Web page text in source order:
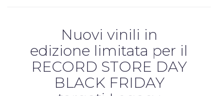
Nuovi vinili in
edizione limitata per il
RECORD STORE DAY
BLACK FRIDAY